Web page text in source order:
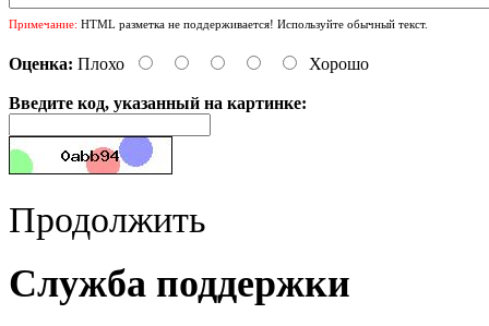
Примечание: HTML разметка не поддерживается! Используйте обычный текст.
Оценка: Плохо Хорошо
Введите код, указанный на картинке:
Продолжить
Служба поддержки